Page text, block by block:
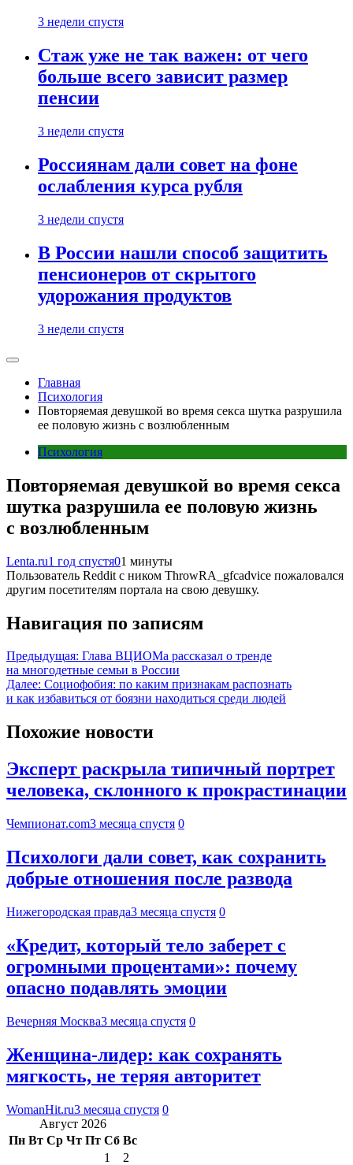
3 недели спустя
Стаж уже не так важен: от чего
больше всего зависит размер
пенсии
3 недели спустя
Россиянам дали совет на фоне
ослабления курса рубля
3 недели спустя
В России нашли способ защитить
пенсионеров от скрытого
удорожания продуктов
3 недели спустя
Главная
Психология
Повторяемая девушкой во время секса шутка разрушила
ее половую жизнь с возлюбленным
Психология
Повторяемая девушкой во время секса
шутка разрушила ее половую жизнь
с возлюбленным
Lenta.ru1 год спустя01 минуты
Пользователь Reddit с ником ThrowRA_gfcadvice пожаловался
другим посетителям портала на свою девушку.
Навигация по записям
Предыдущая: Глава ВЦИОМа рассказал о тренде
на многодетные семьи в России
Далее: Социофобия: по каким признакам распознать
и как избавиться от боязни находиться среди людей
Похожие новости
Эксперт раскрыла типичный портрет
человека, склонного к прокрастинации
Чемпионат.com3 месяца спустя 0
Психологи дали совет, как сохранить
добрые отношения после развода
Нижегородская правда3 месяца спустя 0
«Кредит, который тело заберет с
огромными процентами»: почему
опасно подавлять эмоции
Вечерняя Москва3 месяца спустя 0
Женщина-лидер: как сохранять
мягкость, не теряя авторитет
WomanHit.ru3 месяца спустя 0
Август 2026
Пн Вт Ср Чт Пт Сб Вс
1
2